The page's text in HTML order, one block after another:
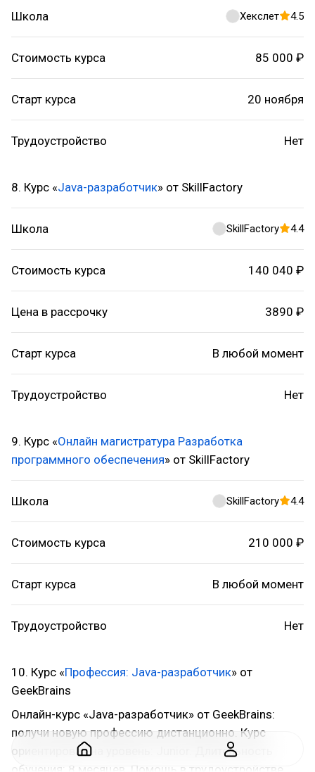
Школа Хекслет 4.5
Стоимость курса 85 000 ₽
Старт курса 20 ноября
Трудоустройство Нет
8. Курс «Java-разработчик» от SkillFactory
Школа SkillFactory 4.4
Стоимость курса 140 040 ₽
Цена в рассрочку 3890 ₽
Старт курса В любой момент
Трудоустройство Нет
9. Курс «Онлайн магистратура Разработка
программного обеспечения» от SkillFactory
Школа SkillFactory 4.4
Стоимость курса 210 000 ₽
Старт курса В любой момент
Трудоустройство Нет
10. Курс «Профессия: Java-разработчик» от
GeekBrains
Онлайн-курс «Java-разработчик» от GeekBrains:
получи новую профессию дистанционно. Курс
ориентирован на уровень: Junior. Длительность
обучения: 8 месяцев. Помощь в трудоустройстве.